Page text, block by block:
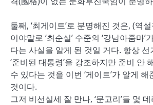
둘째, ‘최게이트’로 분명해진 것은, (역
이야말로 ‘최순실’ 수준의 ‘강남아줌마
다는 사실을 알게 된 것일 거다. 항상
‘준비된 대통령’을 강조하지만 준비 안
수 있다는 것을 이번 ‘게이트’가 알게
것이다.
그저 비선실세 잘 만나, ‘문고리’들 몇